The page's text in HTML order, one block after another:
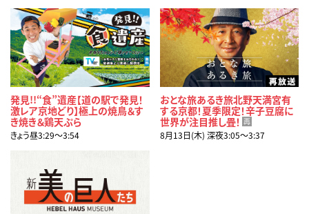
発見!!“食”遺産【道の駅で発見！
激レア京地どり】極上の焼鳥＆す
き焼き＆鶏天ぷら
きょう昼3:29〜3:54
おとな旅あるき旅北野天満宮有
する京都！夏季限定！辛子豆腐に
世界が注目推し畳！ 再
8月13日(木) 深夜3:05〜3:37